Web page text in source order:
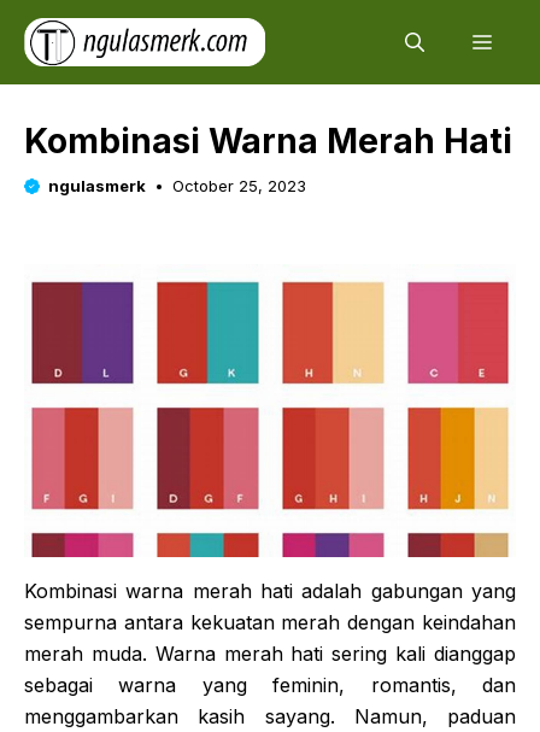
Skip
content
Kombinasi Warna Merah Hati
ngulasmerk October 25, 2023
Kombinasi warna merah hati adalah gabungan yang
sempurna antara kekuatan merah dengan keindahan
merah muda. Warna merah hati sering kali dianggap
sebagai warna yang feminin, romantis, dan
menggambarkan kasih sayang. Namun, paduan